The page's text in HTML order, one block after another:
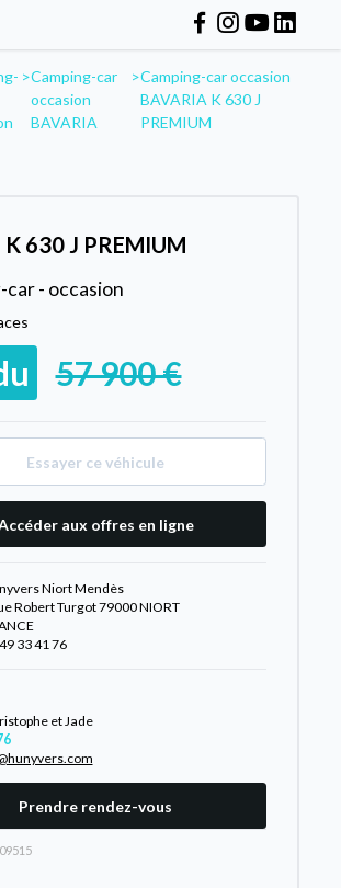
>Camping-car
occasion
BAVARIA
>Camping-car occasion
BAVARIA K 630 J
PREMIUM
630 J PREMIUM
car - occasion
57 900 €
Essayer ce véhicule
aux offres en ligne
Niort Mendès
Robert Turgot 79000 NIORT
33 41 76
et Jade
Prendre rendez-vous